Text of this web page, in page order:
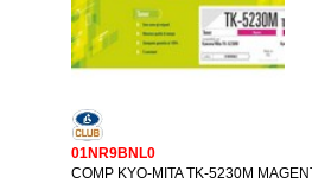
01NR9BNL0
COMP KYO-MITA TK-5230M